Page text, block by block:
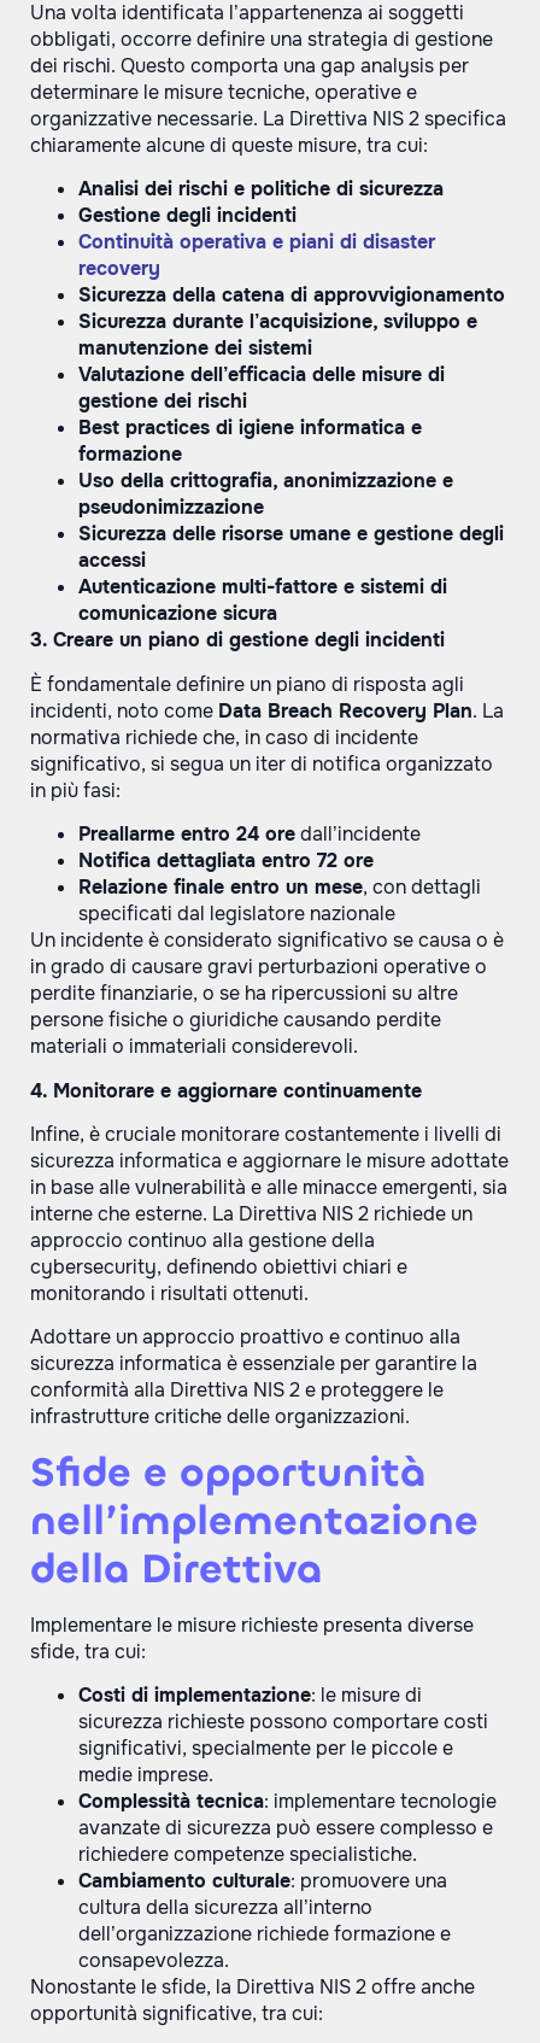
Una volta identificata l’appartenenza ai soggetti
obbligati, occorre definire una strategia di gestione
dei rischi. Questo comporta una gap analysis per
determinare le misure tecniche, operative e
organizzative necessarie. La Direttiva NIS 2 specifica
chiaramente alcune di queste misure, tra cui:
Analisi dei rischi e politiche di sicurezza
Gestione degli incidenti
Continuità operativa e piani di disaster
recovery
Sicurezza della catena di approvvigionamento
Sicurezza durante l’acquisizione, sviluppo e
manutenzione dei sistemi
Valutazione dell’efficacia delle misure di
gestione dei rischi
Best practices di igiene informatica e
formazione
Uso della crittografia, anonimizzazione e
pseudonimizzazione
Sicurezza delle risorse umane e gestione degli
accessi
Autenticazione multi-fattore e sistemi di
comunicazione sicura
3. Creare un piano di gestione degli incidenti
È fondamentale definire un piano di risposta agli
incidenti, noto come Data Breach Recovery Plan. La
normativa richiede che, in caso di incidente
significativo, si segua un iter di notifica organizzato
in più fasi:
Preallarme entro 24 oredall’incidente
Notifica dettagliata entro 72 ore
Relazione finale entro un mese, con dettagli
specificati dal legislatore nazionale
Un incidente è considerato significativo se causa o è
in grado di causare gravi perturbazioni operative o
perdite finanziarie, o se ha ripercussioni su altre
persone fisiche o giuridiche causando perdite
materiali o immateriali considerevoli.
4. Monitorare e aggiornare continuamente
Infine, è cruciale monitorare costantemente i livelli di
sicurezza informatica e aggiornare le misure adottate
in base alle vulnerabilità e alle minacce emergenti, sia
interne che esterne. La Direttiva NIS 2 richiede un
approccio continuo alla gestione della
cybersecurity, definendo obiettivi chiari e
monitorando i risultati ottenuti.
Adottare un approccio proattivo e continuo alla
sicurezza informatica è essenziale per garantire la
conformità alla Direttiva NIS 2 e proteggere le
infrastrutture critiche delle organizzazioni.
Sfide e opportunità
nell’implementazione
della Direttiva
Implementare le misure richieste presenta diverse
sfide, tra cui:
Costi di implementazione: le misure di
sicurezza richieste possono comportare costi
significativi, specialmente per le piccole e
medie imprese.
Complessità tecnica: implementare tecnologie
avanzate di sicurezza può essere complesso e
richiedere competenze specialistiche.
Cambiamento culturale: promuovere una
cultura della sicurezza all’interno
dell’organizzazione richiede formazione e
consapevolezza.
Nonostante le sfide, la Direttiva NIS 2 offre anche
opportunità significative, tra cui: